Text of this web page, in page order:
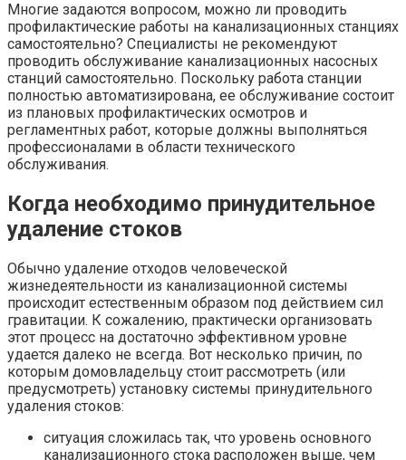
Многие задаются вопросом, можно ли проводить
профилактические работы на канализационных станциях
самостоятельно? Специалисты не рекомендуют
проводить обслуживание канализационных насосных
станций самостоятельно. Поскольку работа станции
полностью автоматизирована, ее обслуживание состоит
из плановых профилактических осмотров и
регламентных работ, которые должны выполняться
профессионалами в области технического
обслуживания.
Когда необходимо принудительное
удаление стоков
Обычно удаление отходов человеческой
жизнедеятельности из канализационной системы
происходит естественным образом под действием сил
гравитации. К сожалению, практически организовать
этот процесс на достаточно эффективном уровне
удается далеко не всегда. Вот несколько причин, по
которым домовладельцу стоит рассмотреть (или
предусмотреть) установку системы принудительного
удаления стоков:
ситуация сложилась так, что уровень основного
канализационного стока расположен выше, чем